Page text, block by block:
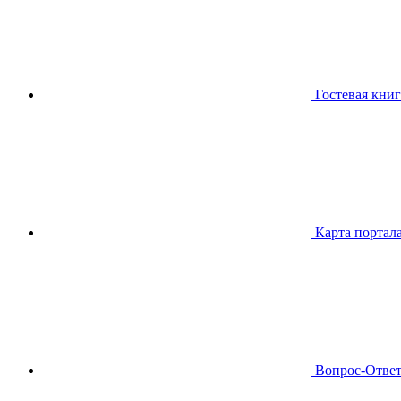
Гостевая
Карта
Вопрос-Ответ